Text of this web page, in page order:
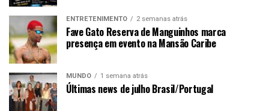
ENTRETENIMENTO 2 semanas atrás
Fave Gato Reserva de Manguinhos marca
presença em evento na Mansão Caribe
MUNDO 1 semana atrás
Últimas news de julho Brasil/Portugal